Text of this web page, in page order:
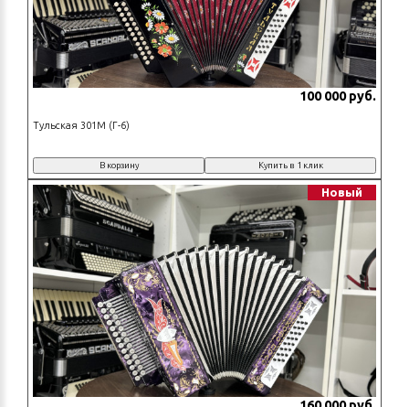
100 000 руб.
Тульская 301М (Г-6)
В корзину Купить в 1 клик
Новый